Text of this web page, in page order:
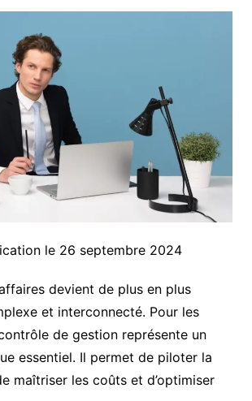
le 26 septembre 2024
devient de plus en plus
et interconnecté. Pour les
de gestion représente un
essentiel. Il permet de piloter la
maîtriser les coûts et d’optimiser